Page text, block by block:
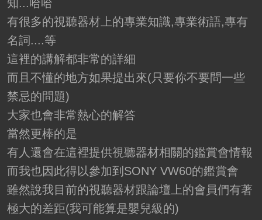
知...哈哈
有很多的視聽器材上的專業知識,專業術語,專有
名詞....等
這裡的講解都非常的詳細
而且不懂的地方如果提出來(只要你不要問一些
禁忌的問題)
大家也會非常熱心的解答
當然更棒的是
有人還會在這裡提供視聽器材相關的鑑賞會情報
而我也因此得以參加到SONY VW60的鑑賞會
雖然說我目前的視聽器材跟論壇上的會員們有著
極大的差距(我可能算是嬰兒級的)